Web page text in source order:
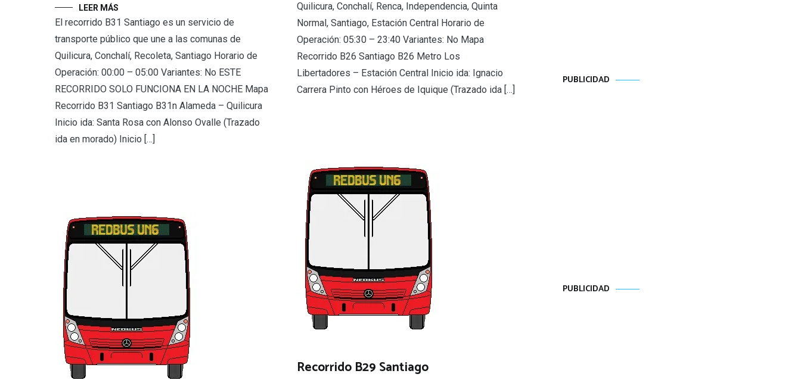
LEER MÁS
El recorrido B31 Santiago es un servicio de
transporte público que une a las comunas de
Quilicura, Conchalí, Recoleta, Santiago Horario de
Operación: 00:00 – 05:00 Variantes: No ESTE
RECORRIDO SOLO FUNCIONA EN LA NOCHE Mapa
Recorrido B31 Santiago B31n Alameda – Quilicura
Inicio ida: Santa Rosa con Alonso Ovalle (Trazado
ida en morado) Inicio […]
Quilicura, Conchalí, Renca, Independencia, Quinta
Normal, Santiago, Estación Central Horario de
Operación: 05:30 – 23:40 Variantes: No Mapa
Recorrido B26 Santiago B26 Metro Los
Libertadores – Estación Central Inicio ida: Ignacio
Carrera Pinto con Héroes de Iquique (Trazado ida […]
Recorrido B29 Santiago
PUBLICIDAD
PUBLICIDAD